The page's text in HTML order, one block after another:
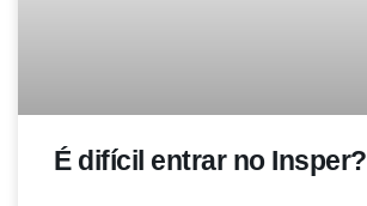
É difícil entrar no Insper?